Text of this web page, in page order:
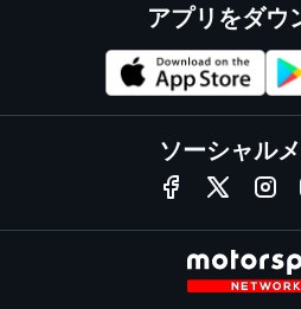
アプリをダウ
ソーシャル